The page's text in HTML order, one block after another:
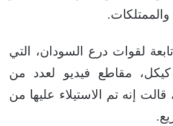
لقوات درع السودان، التي
كيكل، مقاطع فيديو لعدد من
قالت إنه تم الاستيلاء عليها من